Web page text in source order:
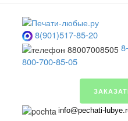
8(901)517-85-20
8-
800-700-85-05
info@pechati-